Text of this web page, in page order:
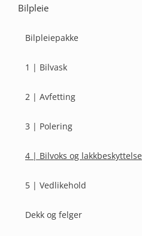
Bilpleie
Bilpleiepakke
1 | Bilvask
2 | Avfetting
3 | Polering
4 | Bilvoks og lakkbeskyttelse
5 | Vedlikehold
Dekk og felger